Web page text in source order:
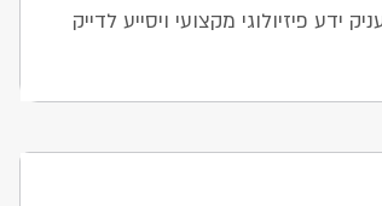
ידע פיזיולוגי מקצועי ויסייע לדייק